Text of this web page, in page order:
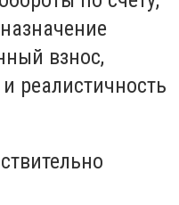
взнос,
реалистичность